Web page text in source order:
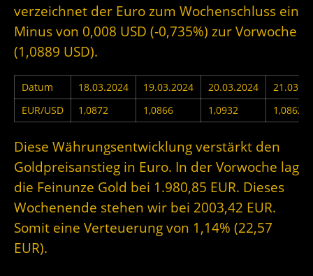
verzeichnet der Euro zum Wochenschluss ein
Minus von 0,008 USD (-0,735%) zur Vorwoche
(1,0889 USD).
Datum 18.03.2024 19.03.2024 20.03.2024
EUR/USD
1,0872 1,0866 1,0932 1,0862
Diese Währungsentwicklung verstärkt den
Goldpreisanstieg in Euro. In der Vorwoche lag
die Feinunze Gold bei 1.980,85 EUR. Dieses
Wochenende stehen wir bei 2003,42 EUR.
Somit eine Verteuerung von 1,14% (22,57
EUR).